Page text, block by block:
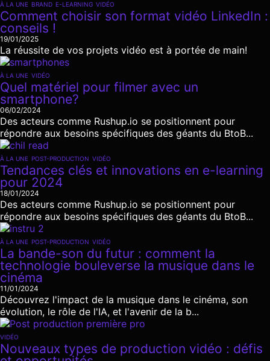
À LA UNE BRAND E-LEARNING VIDÉO
Comment choisir son format vidéo LinkedIn :
conseils !
19/01/2025
La réussite de vos projets vidéo est à portée de main!
À LA UNE VIDÉO
Quel matériel pour filmer avec un
smartphone?
06/02/2024
Des acteurs comme Rushup.io se positionnent pour
répondre aux besoins spécifiques des géants du BtoB...
À LA UNE POST-PRODUCTION VIDÉO
Tendances clés et innovations en e-learning
pour 2024
18/01/2024
Des acteurs comme Rushup.io se positionnent pour
répondre aux besoins spécifiques des géants du BtoB...
À LA UNE POST-PRODUCTION VIDÉO
La bande-son du futur : comment la
technologie bouleverse la musique dans le
cinéma
11/01/2024
Découvrez l'impact de la musique dans le cinéma, son
évolution, le rôle de l'IA, et l'avenir de la b...
VIDÉO
Nouveaux types de production vidéo : défis